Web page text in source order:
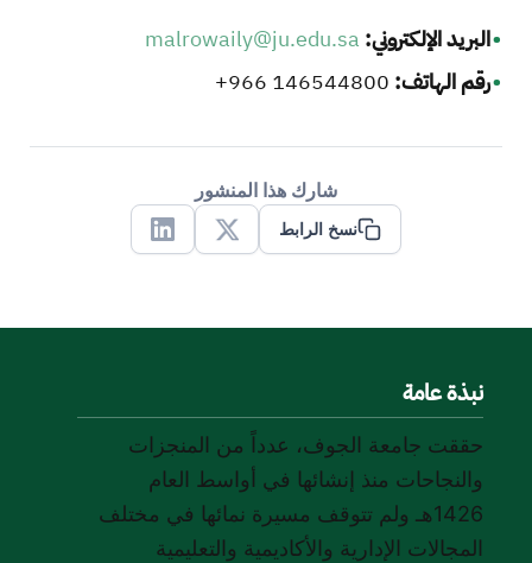
البريد الإلكتروني: malrowaily@ju.edu.sa
رقم الهاتف:
شارك هذا المنشور
نسخ الرابط
X
Linkedin
نبذة عامة
حققت جامعة الجوف، عدداً من المنجزات
والنجاحات منذ إنشائها في أواسط العام
1426هـ ولم تتوقف مسيرة نمائها في مختلف
المجالات الإدارية والأكاديمية والتعليمية